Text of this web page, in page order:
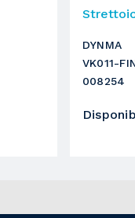
DYNMA
VK011-
008254